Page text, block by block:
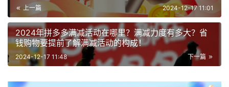
上一篇 2024-12-17 11:01
2024年拼多多满减活动在哪里？满减力度有多大？省
钱购物要提前了解满减活动的构成！
下一篇
2024-12-17 11:48